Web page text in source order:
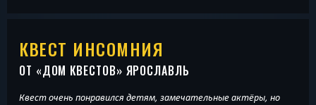
КВЕСТ ИНСОМНИЯ
ОТ «ДОМ КВЕСТОВ» ЯРОСЛАВЛЬ
Квест очень понравился детям, замечательные актёры, но